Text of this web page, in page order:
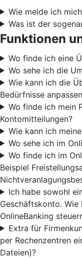
Wie melde ich
Was ist der
Funktionen
Wo finde ich eine
Wo sehe ich die
Wie kann ich die
Bedürfnisse
Wo finde ich mein
Kontomitteilungen?
Wie kann ich
Wo sehe ich im
Wo finde ich im
Beispiel
Ich habe sowohl
Geschäftskonto.
OnlineBanking
Extra für
per Rechenzentren
Dateien)?